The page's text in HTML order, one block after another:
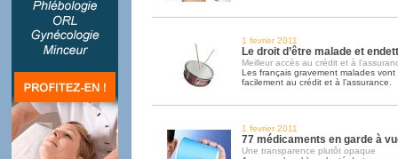
1 fevrier 2011
Le droit d’être malade et
Meilleur accès au crédit et à
Les français gravement malades
facilement au crédit et à l’assurance.
1 fevrier 2011
77 médicaments en garde à
Une transparence plutôt opaque